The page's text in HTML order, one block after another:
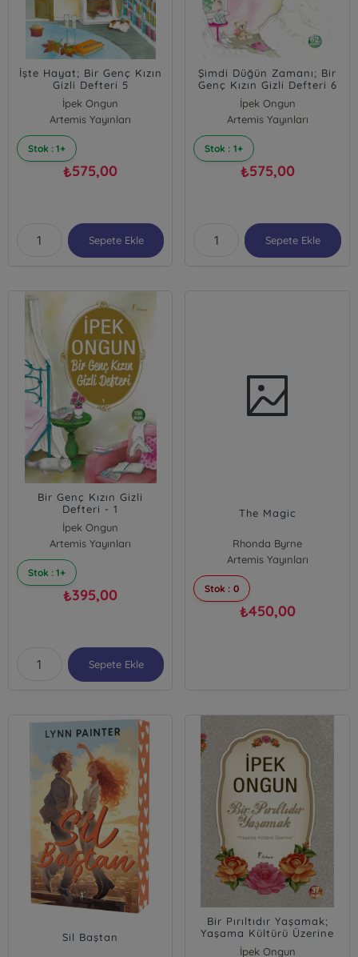
İşte Hayat; Bir Genç Kızın
Gizli Defteri 5
İpek Ongun
Artemis Yayınları
Stok : 1+
₺575,00
Sepete Ekle
Şimdi Düğün Zamanı; Bir
Genç Kızın Gizli Defteri 6
İpek Ongun
Artemis Yayınları
Stok : 1+
₺575,00
Sepete Ekle
Bir Genç Kızın Gizli
Defteri - 1
İpek Ongun
Artemis Yayınları
Stok : 1+
₺395,00
Sepete Ekle
The Magic
Rhonda Byrne
Artemis Yayınları
Stok : 0
₺450,00
Sil Baştan
Bir Pırıltıdır Yaşamak;
Yaşama Kültürü Üzerine
İpek Ongun